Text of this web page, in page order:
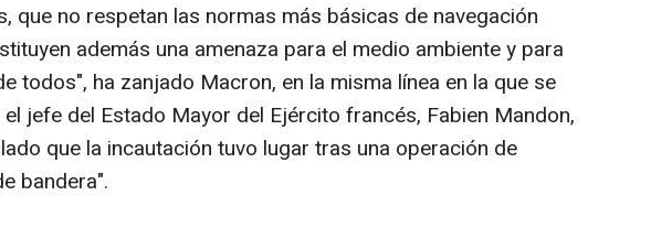
que no respetan las normas más básicas de navegación
además una amenaza para el medio ambiente y para
todos", ha zanjado Macron, en la misma línea en la que se
jefe del Estado Mayor del Ejército francés, Fabien Mandon,
que la incautación tuvo lugar tras una operación de
bandera".